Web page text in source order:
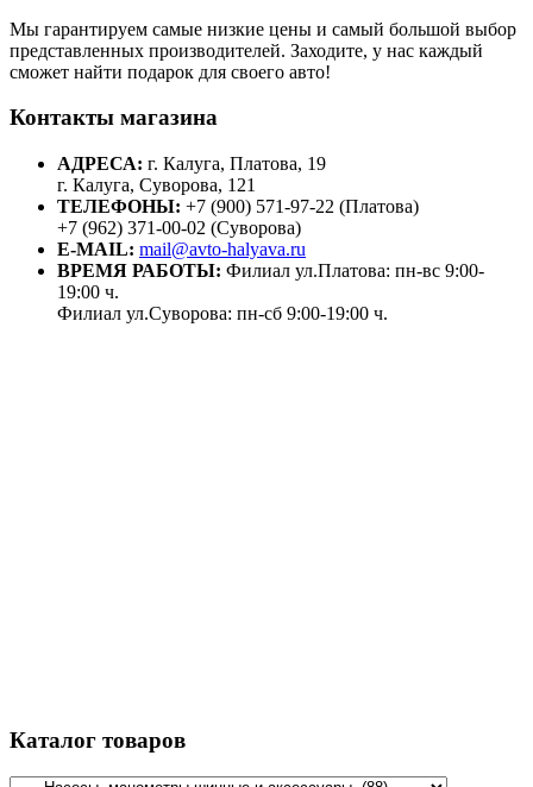
Мы гарантируем самые низкие цены и самый большой выбор
представленных производителей. Заходите, у нас каждый
сможет найти подарок для своего авто!
Контакты магазина
АДРЕСА: г. Калуга, Платова, 19
г. Калуга, Суворова, 121
ТЕЛЕФОНЫ: +7 (900) 571-97-22 (Платова)
+7 (962) 371-00-02 (Суворова)
E-MAIL: mail@avto-halyava.ru
ВРЕМЯ РАБОТЫ: Филиал ул.Платова: пн-вс 9:00-
19:00 ч.
Филиал ул.Суворова: пн-сб 9:00-19:00 ч.
Каталог товаров